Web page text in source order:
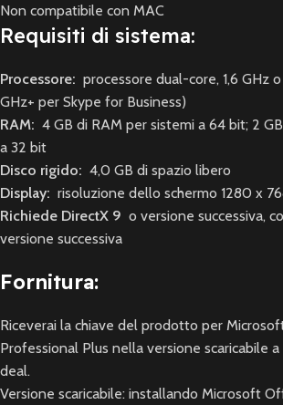
Non compatibile con MAC
Requisiti di sistema:
Processore: processore dual-core, 1,6 GHz
GHz+ per Skype for Business)
RAM: 4 GB di RAM per sistemi a 64 bit; 2
a 32 bit
Disco rigido: 4,0 GB di spazio libero
Display: risoluzione dello schermo 1280 x
Richiede DirectX 9 o versione successiva,
versione successiva
Fornitura:
Riceverai la chiave del prodotto per
Professional Plus nella versione scaricabile
deal.
Versione scaricabile: installando Microsoft